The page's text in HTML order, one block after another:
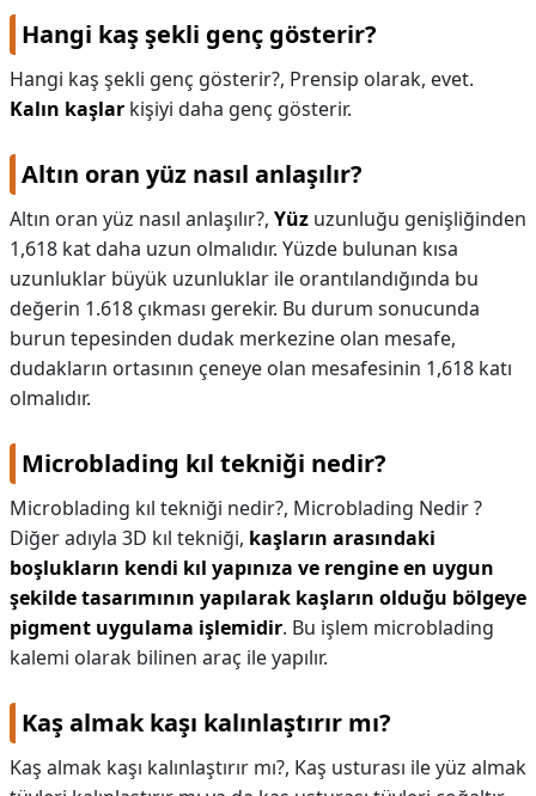
Hangi kaş şekli genç gösterir?
Hangi kaş şekli genç gösterir?, Prensip olarak, evet.
Kalın kaşlar kişiyi daha genç gösterir.
Altın oran yüz nasıl anlaşılır?
Altın oran yüz nasıl anlaşılır?, Yüz uzunluğu genişliğinden
1,618 kat daha uzun olmalıdır. Yüzde bulunan kısa
uzunluklar büyük uzunluklar ile orantılandığında bu
değerin 1.618 çıkması gerekir. Bu durum sonucunda
burun tepesinden dudak merkezine olan mesafe,
dudakların ortasının çeneye olan mesafesinin 1,618 katı
olmalıdır.
Microblading kıl tekniği nedir?
Microblading kıl tekniği nedir?, Microblading Nedir ?
Diğer adıyla 3D kıl tekniği, kaşların arasındaki
boşlukların kendi kıl yapınıza ve rengine en uygun
şekilde tasarımının yapılarak kaşların olduğu bölgeye
pigment uygulama işlemidir. Bu işlem microblading
kalemi olarak bilinen araç ile yapılır.
Kaş almak kaşı kalınlaştırır mı?
Kaş almak kaşı kalınlaştırır mı?, Kaş usturası ile yüz almak